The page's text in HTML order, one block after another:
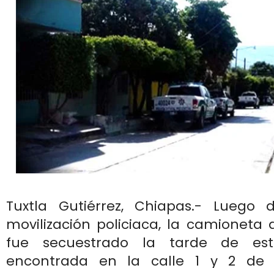
Tuxtla Gutiérrez, Chiapas.- Luego
movilización policiaca, la camioneta
fue secuestrado la tarde de
encontrada en la calle 1 y 2 de